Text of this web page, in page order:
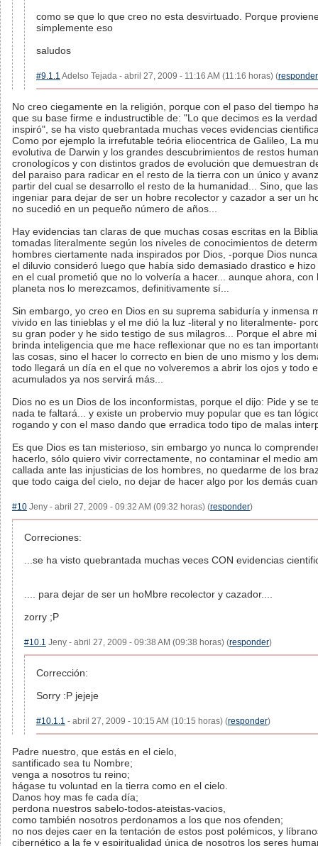
como se que lo que creo no esta desvirtuado. Porque
simplemente eso
saludos
#9.1.1 Adelso Tejada - abril 27, 2009 - 11:16 AM (11:16 horas) (responder
No creo ciegamente en la religión, porque con el paso del tiempo
que su base firme e industructible de: "Lo que decimos es la
inspiró", se ha visto quebrantada muchas veces evidencias
Como por ejemplo la irrefutable teória eliocentrica de Galileo, La
evolutiva de Darwin y los grandes descubrimientos de restos
cronologícos y con distintos grados de evolución que demuestran
del paraiso para radicar en el resto de la tierra con un único y
partir del cual se desarrollo el resto de la humanidad... Sino, que
ingeniar para dejar de ser un hobre recolector y cazador a ser un
no sucedió en un pequeño número de años...
Hay evidencias tan claras de que muchas cosas escritas en la
tomadas literalmente según los niveles de conocimientos de
hombres ciertamente nada inspirados por Dios, -porque Dios
el diluvio consideró luego que había sido demasiado drastico e
en el cual prometió que no lo volvería a hacer... aunque ahora, con
planeta nos lo merezcamos, definitivamente sí...
Sin embargo, yo creo en Dios en su suprema sabiduría y inmensa
vivido en las tinieblas y el me dió la luz -literal y no literalmente-
su gran poder y he sido testigo de sus milagros... Porque el abre
brinda inteligencia que me hace reflexionar que no es tan
las cosas, sino el hacer lo correcto en bien de uno mismo y los
todo llegará un día en el que no volveremos a abrir los ojos y todo
acumulados ya nos servirá más...
Dios no es un Dios de los inconformistas, porque el dijo: Pide y se
nada te faltará... y existe un probervio muy popular que es tan
rogando y con el maso dando que erradica todo tipo de malas
Es que Dios es tan misterioso, sin embargo yo nunca lo
hacerlo, sólo quiero vivir correctamente, no contaminar el medio
callada ante las injusticias de los hombres, no quedarme de los
que todo caiga del cielo, no dejar de hacer algo por los demás
#10 Jeny - abril 27, 2009 - 09:32 AM (09:32 horas) (responder)
Correciones:
...se ha visto quebrantada muchas veces CON evidencias
.... para dejar de ser un hoMbre recolector y cazador....
zorry ;P
#10.1 Jeny - abril 27, 2009 - 09:38 AM (09:38 horas) (responder)
Corrección:
Sorry :P jejeje
#10.1.1 - abril 27, 2009 - 10:15 AM (10:15 horas) (responder)
Padre nuestro, que estás en el cielo,
santificado sea tu Nombre;
venga a nosotros tu reino;
hágase tu voluntad en la tierra como en el cielo.
Danos hoy mas fe cada día;
perdona nuestros sabelo-todos-ateistas-vacios,
como también nosotros perdonamos a los que nos ofenden;
no nos dejes caer en la tentación de estos post polémicos, y
cibernético a la fe y espiritualidad única de nosotros los seres